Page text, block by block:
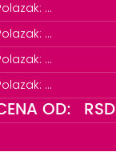
...
...
...
...
OD: RSD